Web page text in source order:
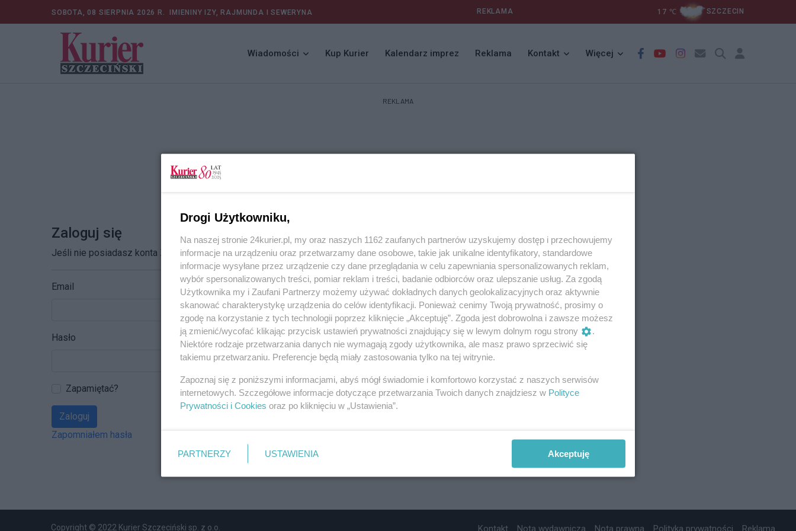
SOBOTA, 08 SIERPNIA 2026 R. IMIENINY IZY, RAJMUNDA I SEWERYNA REKLAMA 17 ℃ SZCZECIN
Wiadomości Kup Kurier Kalendarz imprez Reklama Kontakt Więcej
REKLAMA
Zaloguj się
Jeśli nie posiadasz konta Zarejestruj się
Email
Hasło
Zapamiętać?
Zaloguj
Zapomniałem hasła
Copyright © 2022 Kurier Szczeciński sp. z o.o. Kontakt Nota wydawnicza Nota prawna Polityka prywatności Reklama
Drogi Użytkowniku,
Na naszej stronie 24kurier.pl, my oraz naszych 1162 zaufanych partnerów uzyskujemy dostęp i przechowujemy
informacje na urządzeniu oraz przetwarzamy dane osobowe, takie jak unikalne identyfikatory, standardowe
informacje wysyłane przez urządzenie czy dane przeglądania w celu zapewniania spersonalizowanych reklam,
wybór spersonalizowanych treści, pomiar reklam i treści, badanie odbiorców oraz ulepszanie usług. Za zgodą
Użytkownika my i Zaufani Partnerzy możemy używać dokładnych danych geolokalizacyjnych oraz aktywnie
skanować charakterystykę urządzenia do celów identyfikacji. Ponieważ cenimy Twoją prywatność, prosimy o
zgodę na korzystanie z tych technologii poprzez kliknięcie „Akceptuję”. Zgoda jest dobrowolna i zawsze możesz
ją zmienić/wycofać klikając przycisk ustawień prywatności znajdujący się w lewym dolnym rogu strony
.
Niektóre rodzaje przetwarzania danych nie wymagają zgody użytkownika, ale masz prawo sprzeciwić się
takiemu przetwarzaniu. Preferencje będą miały zastosowania tylko na tej witrynie.
Zapoznaj się z poniższymi informacjami, abyś mógł świadomie i komfortowo korzystać z naszych serwisów
internetowych. Szczegółowe informacje dotyczące przetwarzania Twoich danych znajdziesz w Polityce
Prywatności i Cookies oraz po kliknięciu w „Ustawienia”.
PARTNERZY USTAWIENIA Akceptuję